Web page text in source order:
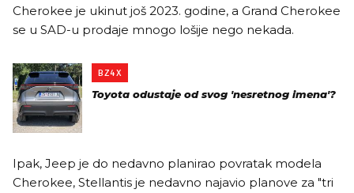
Cherokee je ukinut još 2023. godine, a Grand Cherokee
se u SAD-u prodaje mnogo lošije nego nekada.
BZ4X
Toyota odustaje od svog 'nesretnog imena'?
Ipak, Jeep je do nedavno planirao povratak modela
Cherokee, Stellantis je nedavno najavio planove za "tri